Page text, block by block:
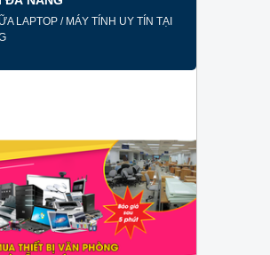
hành với giá ưu
LAPTOP / MÁY TÍNH UY TÍN TẠI